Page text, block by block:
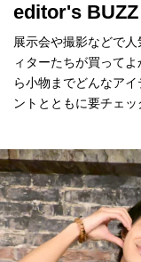
editor's
展示会や撮影などで
ィターたちが買って
ら小物までどんなア
ントとともに要チェッ